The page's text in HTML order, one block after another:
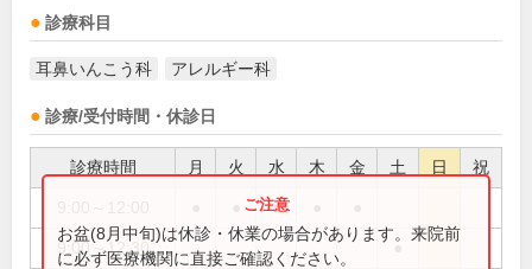
診療科目
耳鼻いんこう科 アレルギー科
診療/受付時間・休診日
診療時間 月 火 水 木 金 土 日 祝
●
9:00～12:30 ●
お盆(8月中旬)は休診・休業の場合があります。来院前
に必ず医療機関に直接ご確認ください。